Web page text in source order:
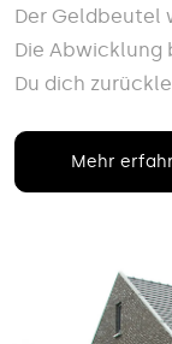
Der Geldbeutel
Die Abwicklung
Du dich
Mehr